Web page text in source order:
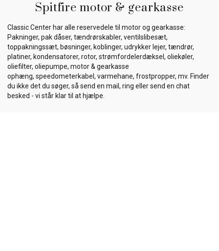
Spitfire motor & gearkasse
Classic Center har alle reservedele til motor og gearkasse:
Pakninger, pak dåser, tændrørskabler, ventilslibesæt,
toppakningssæt, bøsninger, koblinger, udrykker lejer, tændrør,
platiner, kondensatorer, rotor, strømfordelerdæksel, oliekøler,
oliefilter, oliepumpe, motor & gearkasse
ophæng, speedometerkabel, varmehane, frostpropper, mv. Finder
du ikke det du søger, så send en mail, ring eller send en chat
besked - vi står klar til at hjælpe.